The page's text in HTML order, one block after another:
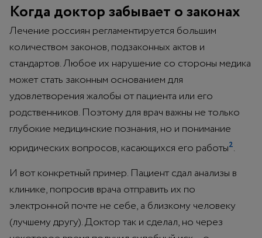
Когда доктор забывает о законах
Лечение россиян регламентируется большим
количеством законов, подзаконных актов и
стандартов. Любое их нарушение со стороны медика
может стать законным основанием для
удовлетворения жалобы от пациента или его
родственников. Поэтому для врач важны не только
глубокие медицинские познания, но и понимание
юридических вопросов, касающихся его работы2.
И вот конкретный пример. Пациент сдал анализы в
клинике, попросив врача отправить их по
электронной почте не себе, а близкому человеку
(лучшему другу). Доктор так и сделал, но через